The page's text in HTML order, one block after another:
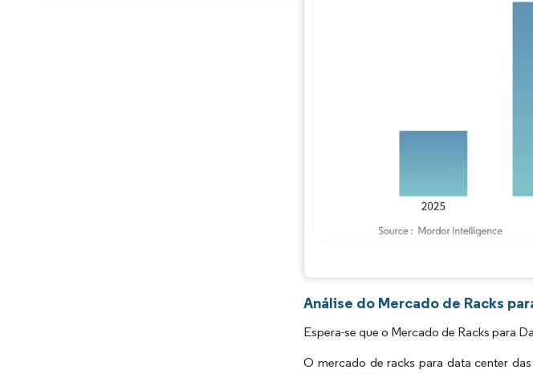
Análise do Mercado de Racks
Espera-se que o Mercado de Racks para
O mercado de racks para data center